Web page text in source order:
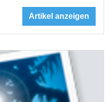
Artikel anzeigen